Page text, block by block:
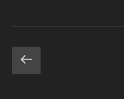
投前
の